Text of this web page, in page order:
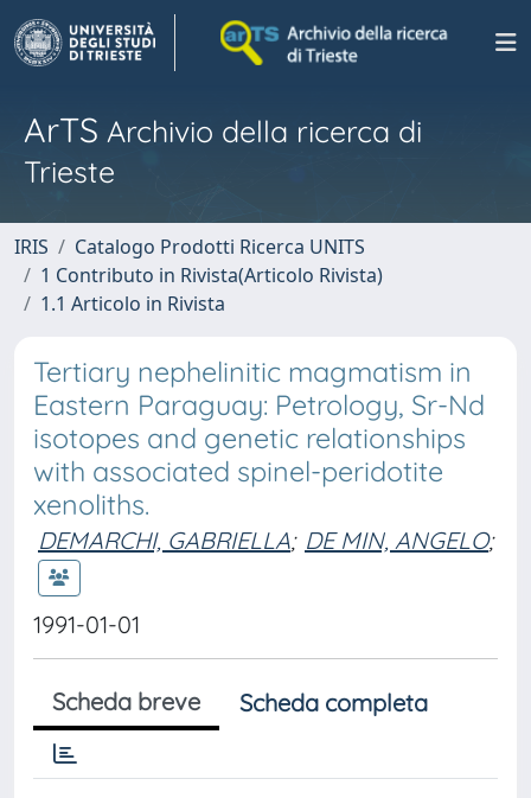
ArTS Archivio della ricerca di
Trieste
IRIS
Catalogo Prodotti Ricerca UNITS
1 Contributo in Rivista(Articolo Rivista)
1.1 Articolo in Rivista
Tertiary nephelinitic magmatism in
Eastern Paraguay: Petrology, Sr-Nd
isotopes and genetic relationships
with associated spinel-peridotite
xenoliths.
DEMARCHI, GABRIELLA; DE MIN, ANGELO;
1991-01-01
Scheda breve Scheda completa